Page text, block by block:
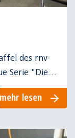
des rnv-
Serie "Die
mehr lesen